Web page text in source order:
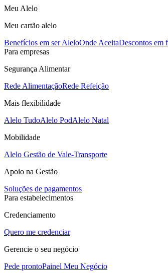
Meu Alelo
Meu cartão alelo
Benefícios em ser AleloOnde AceitaDescontos em
Para empresas
Segurança Alimentar
Rede AlimentaçãoRede Refeição
Mais flexibilidade
Alelo TudoAlelo PodAlelo Natal
Mobilidade
Alelo Gestão de Vale-Transporte
Apoio na Gestão
Soluções de pagamentos
Para estabelecimentos
Credenciamento
Quero me credenciar
Gerencie o seu negócio
Pede prontoPainel Meu Negócio